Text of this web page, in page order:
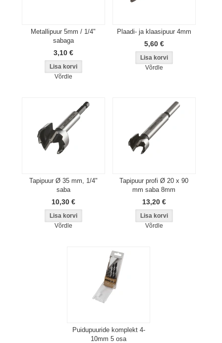
Metallipuur 5mm / 1/4"
sabaga
3,10 €
Võrdle
Plaadi- ja klaasipuur 4mm
5,60 €
Võrdle
Tapipuur Ø 35 mm, 1/4"
saba
10,30 €
Võrdle
Tapipuur profi Ø 20 x 90
mm saba 8mm
13,20 €
Võrdle
Puidupuuride komplekt 4-
10mm 5 osa